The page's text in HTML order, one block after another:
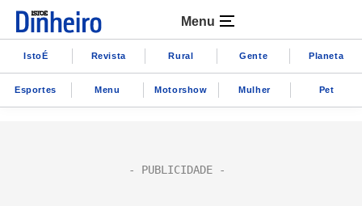
Menu
IstoÉ Revista Rural Gente Planeta
Esportes Menu Motorshow Mulher Pet